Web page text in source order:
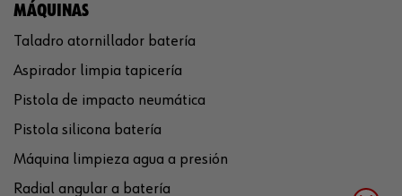
MÁQUINAS
Taladro atornillador batería
Aspirador limpia tapicería
Pistola de impacto neumática
Pistola silicona batería
Máquina limpieza agua a presión
Radial angular a batería